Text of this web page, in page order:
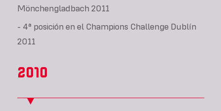
Mönchengladbach 2011
- 4ª posición en el Champions Challenge Dublín
2011
2010